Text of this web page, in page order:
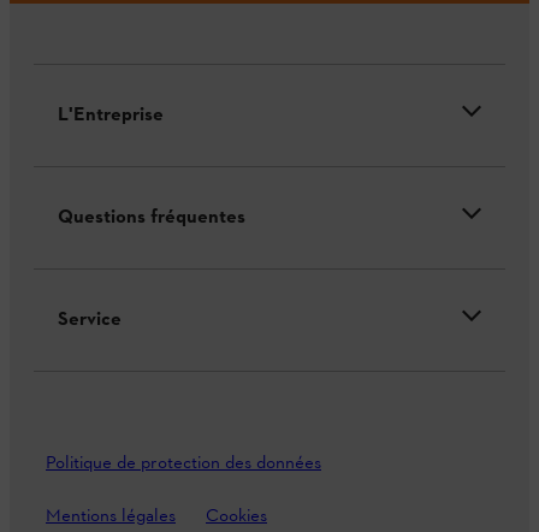
L'Entreprise
Questions fréquentes
Service
Politique de protection des données
Mentions légales Cookies